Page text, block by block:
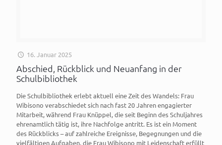
16. Januar 2025
Abschied, Rückblick und Neuanfang in der
Schulbibliothek
Die Schulbibliothek erlebt aktuell eine Zeit des Wandels: Frau
Wibisono verabschiedet sich nach fast 20 Jahren engagierter
Mitarbeit, während Frau Knüppel, die seit Beginn des Schuljahres
ehrenamtlich tätig ist, ihre Nachfolge antritt. Es ist ein Moment
des Rückblicks – auf zahlreiche Ereignisse, Begegnungen und die
vielfältigen Aufgaben, die Frau Wibisono mit Leidenschaft erfüllt